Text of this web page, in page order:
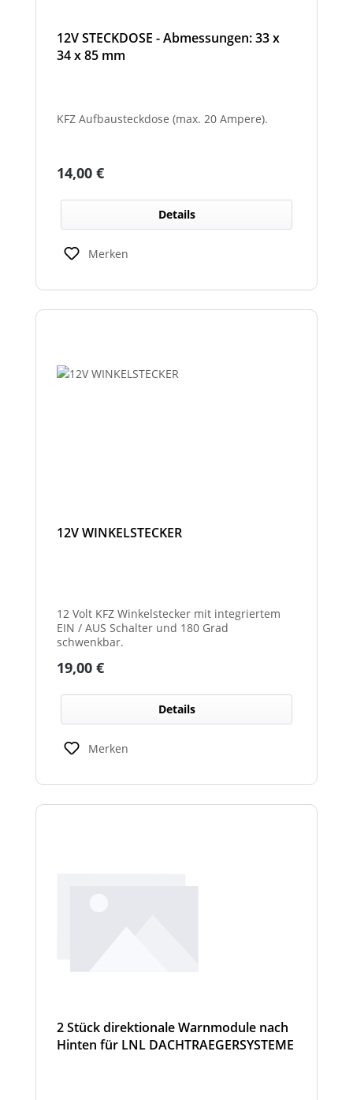
12V STECKDOSE - Abmessungen: 33 x
34 x 85 mm
KFZ Aufbausteckdose (max. 20 Ampere).
Regulärer Preis:
14,00 €
Details
Merken
12V WINKELSTECKER
12 Volt KFZ Winkelstecker mit integriertem
EIN / AUS Schalter und 180 Grad
schwenkbar.
Regulärer Preis:
19,00 €
Details
Merken
2 Stück direktionale Warnmodule nach
Hinten für LNL DACHTRAEGERSYSTEME